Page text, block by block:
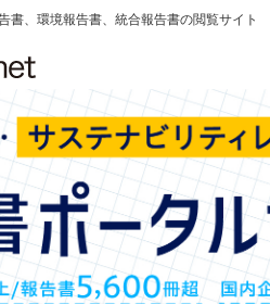
書、環境報告書、統合報告書の閲覧サイト